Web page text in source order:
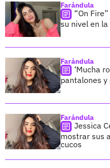
Farándula
“On
su nivel en la
Farándula
‘Mucha
pantalones
Farándula
Jessica
mostrar sus
cucos